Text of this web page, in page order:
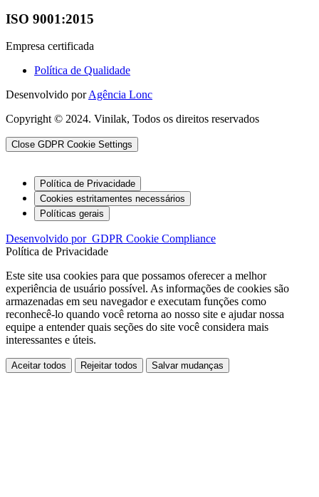
ISO 9001:2015
Empresa certificada
Política de Qualidade
Desenvolvido porAgência Lonc
Copyright © 2024. Vinilak, Todos os direitos reservados
Close GDPR Cookie Settings
Política de Privacidade
Cookies estritamentes necessários
Políticas gerais
Desenvolvido por GDPR Cookie Compliance
Política de Privacidade
Este site usa cookies para que possamos oferecer a melhor
experiência de usuário possível. As informações de cookies são
armazenadas em seu navegador e executam funções como
reconhecê-lo quando você retorna ao nosso site e ajudar nossa
equipe a entender quais seções do site você considera mais
interessantes e úteis.
Aceitar todos Rejeitar todos Salvar mudanças